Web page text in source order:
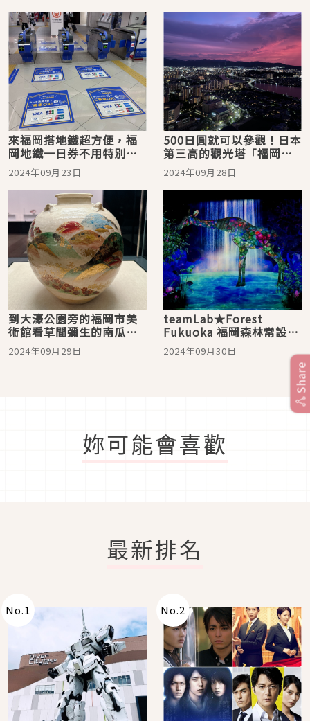
來福岡搭地鐵超方便，福
岡地鐵一日券不用特別買
也可以享折扣！
2024年09月23日
500日圓就可以參觀！日本
第三高的觀光塔「福岡
塔」，福岡市景、山景與
海景盡收眼底
2024年09月28日
到大濠公園旁的福岡市美
術館看草間彌生的南瓜
吧！
2024年09月29日
teamLab★Forest
Fukuoka 福岡森林常設展
參觀攻略
2024年09月30日
妳可能會喜歡
最新排名
No.1 No.2
Share